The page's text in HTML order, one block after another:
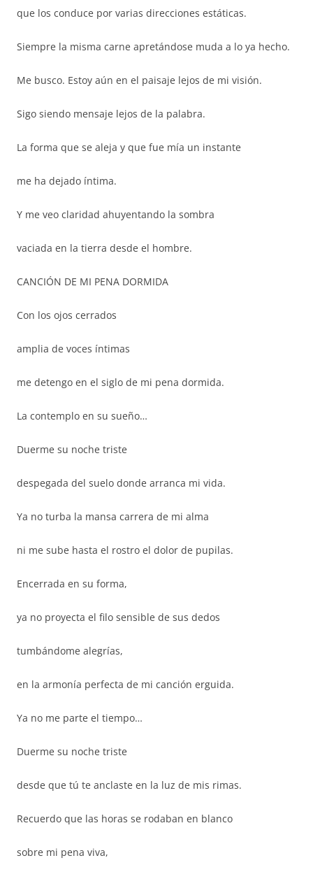
que los conduce por varias direcciones estáticas.
Siempre la misma carne apretándose muda a lo ya hecho.
Me busco. Estoy aún en el paisaje lejos de mi visión.
Sigo siendo mensaje lejos de la palabra.
La forma que se aleja y que fue mía un instante
me ha dejado íntima.
Y me veo claridad ahuyentando la sombra
vaciada en la tierra desde el hombre.
CANCIÓN DE MI PENA DORMIDA
Con los ojos cerrados
amplia de voces íntimas
me detengo en el siglo de mi pena dormida.
La contemplo en su sueño…
Duerme su noche triste
despegada del suelo donde arranca mi vida.
Ya no turba la mansa carrera de mi alma
ni me sube hasta el rostro el dolor de pupilas.
Encerrada en su forma,
ya no proyecta el filo sensible de sus dedos
tumbándome alegrías,
en la armonía perfecta de mi canción erguida.
Ya no me parte el tiempo…
Duerme su noche triste
desde que tú te anclaste en la luz de mis rimas.
Recuerdo que las horas se rodaban en blanco
sobre mi pena viva,